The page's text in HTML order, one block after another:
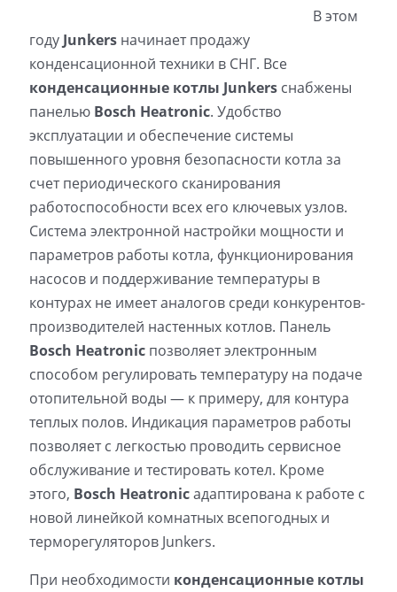
В этом
году Junkersначинает продажу
конденсационной техники в СНГ. Все
конденсационные котлы Junkersснабжены
панелью Bosch Heatronic. Удобство
эксплуатации и обеспечение системы
повышенного уровня безопасности котла за
счет периодического сканирования
работоспособности всех его ключевых узлов.
Система электронной настройки мощности и
параметров работы котла, функционирования
насосов и поддерживание температуры в
контурах не имеет аналогов среди конкурентов-
производителей настенных котлов. Панель
Bosch Heatronicпозволяет электронным
способом регулировать температуру на подаче
отопительной воды — к примеру, для контура
теплых полов. Индикация параметров работы
позволяет с легкостью проводить сервисное
обслуживание и тестировать котел. Кроме
этого, Bosch Heatronicадаптирована к работе с
новой линейкой комнатных всепогодных и
терморегуляторов Junkers.
При необходимости конденсационные котлы